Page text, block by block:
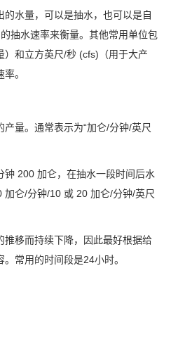
水量，可以是抽水，也可以是自
抽水速率来衡量。其他常用单位包
和立方英尺/秒 (cfs)（用于大产
。
量。通常表示为“加仑/分钟/英尺
200 加仑，在抽水一段时间后水
仑/分钟/10 或 20 加仑/分钟/英尺
推移而持续下降，因此最好根据给
常用的时间段是24小时。